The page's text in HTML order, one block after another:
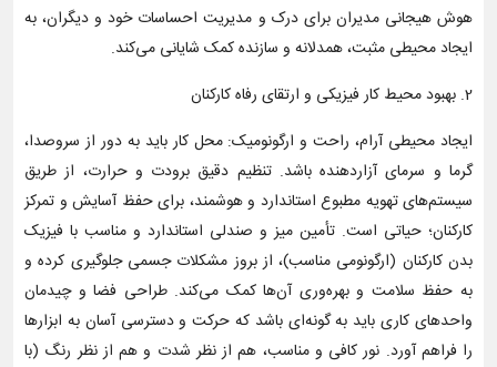
هوش هیجانی مدیران برای درک و مدیریت احساسات خود و دیگران، به
ایجاد محیطی مثبت، همدلانه و سازنده کمک شایانی می‌کند.
2. بهبود محیط کار فیزیکی و ارتقای رفاه کارکنان
ایجاد محیطی آرام، راحت و ارگونومیک: محل کار باید به دور از سروصدا،
گرما و سرمای آزاردهنده باشد. تنظیم دقیق برودت و حرارت، از طریق
سیستم‌های تهویه مطبوع استاندارد و هوشمند، برای حفظ آسایش و تمرکز
کارکنان؛ حیاتی است. تأمین میز و صندلی استاندارد و مناسب با فیزیک
بدن کارکنان (ارگونومی مناسب)، از بروز مشکلات جسمی جلوگیری کرده و
به حفظ سلامت و بهره‌وری آن‌ها کمک می‌کند. طراحی فضا و چیدمان
واحدهای کاری باید به گونه‌ای باشد که حرکت و دسترسی آسان به ابزارها
را فراهم آورد. نور کافی و مناسب، هم از نظر شدت و هم از نظر رنگ (با